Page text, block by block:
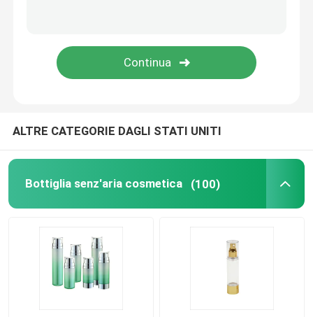
Caso di trucco dell'ombretto
Bottiglia del balsamo e dello sciampo
bottiglia del dispositivo di rimozione dello smalto
ALTRE CATEGORIE DAGLI STATI UNITI
Bottiglia senz'aria cosmetica (100)